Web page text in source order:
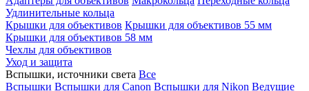
Удлинительные кольца
Крышки для объективов Крышки для объективов 55 мм
Крышки для объективов 58 мм
Чехлы для объективов
Уход и защита
Вспышки, источники света Все
Вспышки Вспышки для Canon Вспышки для Nikon Ведущие